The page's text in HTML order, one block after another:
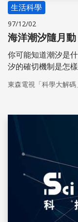
生活科學
97/12/02
海洋潮汐隨月動
你可能知道潮汐是
汐的確切機制是怎
要讓你大吃一驚囉！
東森電視「科學大解碼